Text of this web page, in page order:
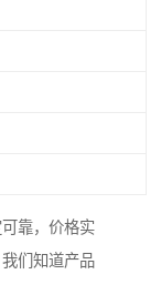
靠，价格实
们知道产品